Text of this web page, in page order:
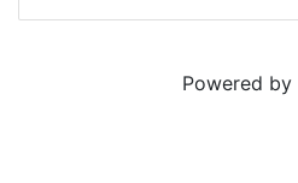
Powered by